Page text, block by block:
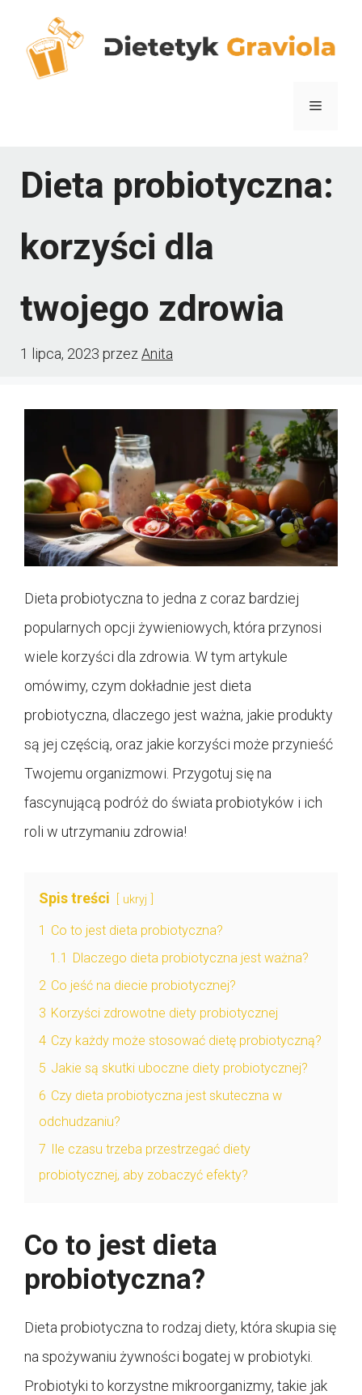
treści
Menu
Dieta probiotyczna:
korzyści dla
twojego zdrowia
1 lipca, 2023 przezAnita
Dieta probiotyczna to jedna z coraz bardziej
popularnych opcji żywieniowych, która przynosi
wiele korzyści dla zdrowia. W tym artykule
omówimy, czym dokładnie jest dieta
probiotyczna, dlaczego jest ważna, jakie produkty
są jej częścią, oraz jakie korzyści może przynieść
Twojemu organizmowi. Przygotuj się na
fascynującą podróż do świata probiotyków i ich
roli w utrzymaniu zdrowia!
Spis treści ukryj
1 Co to jest dieta probiotyczna?
1.1 Dlaczego dieta probiotyczna jest ważna?
2 Co jeść na diecie probiotycznej?
3 Korzyści zdrowotne diety probiotycznej
4 Czy każdy może stosować dietę probiotyczną?
5 Jakie są skutki uboczne diety probiotycznej?
6 Czy dieta probiotyczna jest skuteczna w
odchudzaniu?
7 Ile czasu trzeba przestrzegać diety
probiotycznej, aby zobaczyć efekty?
Co to jest dieta
probiotyczna?
Dieta probiotyczna to rodzaj diety, która skupia się
na spożywaniu żywności bogatej w probiotyki.
Probiotyki to korzystne mikroorganizmy, takie jak